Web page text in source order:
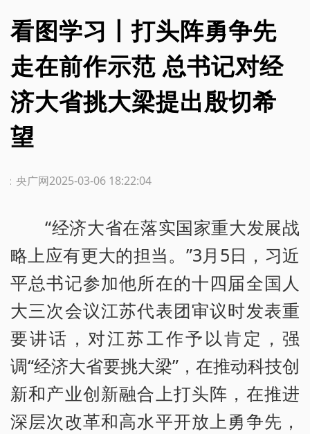
看图学习丨打头阵勇争先
走在前作示范 总书记对经
济大省挑大梁提出殷切希
望
2025-03-06 18:22:04
：央广网
“经济大省在落实国家重大发展战
略上应有更大的担当。”3月5日，习近
平总书记参加他所在的十四届全国人
大三次会议江苏代表团审议时发表重
要讲话，对江苏工作予以肯定，强
调“经济大省要挑大梁”，在推动科技创
新和产业创新融合上打头阵，在推进
深层次改革和高水平开放上勇争先，